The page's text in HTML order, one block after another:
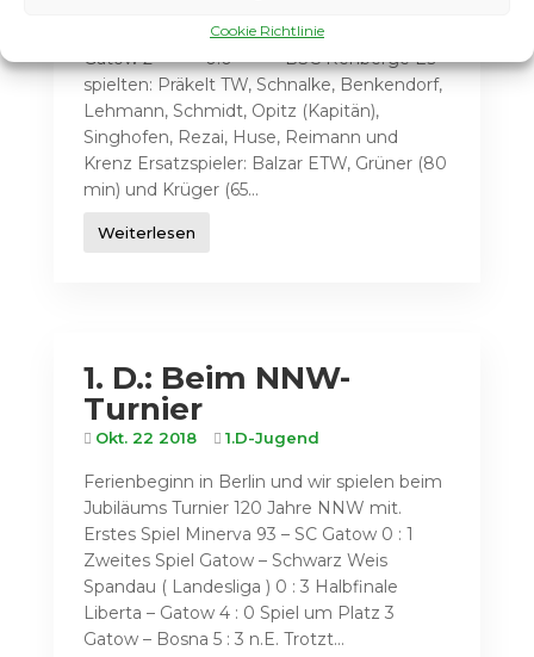
Cookie Richtlinie
Meisterschaftsspiel vom 21.10.2018 SC
Gatow 2 0:0 BSC Rehberge Es
spielten: Präkelt TW, Schnalke, Benkendorf,
Lehmann, Schmidt, Opitz (Kapitän),
Singhofen, Rezai, Huse, Reimann und
Krenz Ersatzspieler: Balzar ETW, Grüner (80
min) und Krüger (65...
Weiterlesen
1. D.: Beim NNW-
Turnier
Okt. 22 2018 1.D-Jugend
Ferienbeginn in Berlin und wir spielen beim
Jubiläums Turnier 120 Jahre NNW mit.
Erstes Spiel Minerva 93 – SC Gatow 0 : 1
Zweites Spiel Gatow – Schwarz Weis
Spandau ( Landesliga ) 0 : 3 Halbfinale
Liberta – Gatow 4 : 0 Spiel um Platz 3
Gatow – Bosna 5 : 3 n.E. Trotzt...